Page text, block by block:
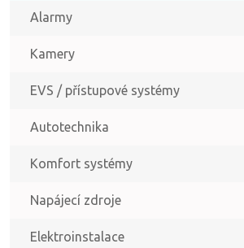
Alarmy
Kamery
EVS / přístupové systémy
Autotechnika
Komfort systémy
Napájecí zdroje
Elektroinstalace